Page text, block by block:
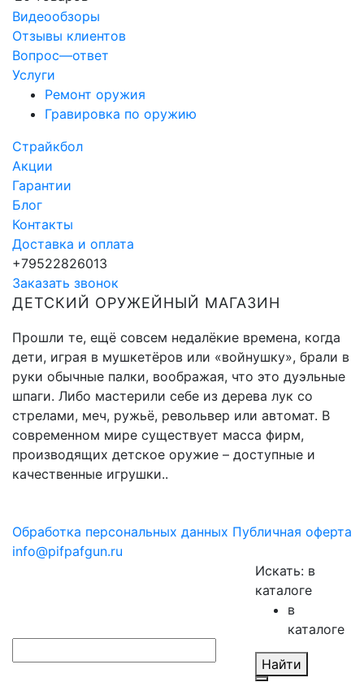
Видеообзоры
Отзывы клиентов
Вопрос—ответ
Услуги
Ремонт оружия
Гравировка по оружию
Страйкбол
Акции
Гарантии
Блог
Контакты
Доставка и оплата
+79522826013
Заказать звонок
ДЕТСКИЙ ОРУЖЕЙНЫЙ МАГАЗИН
Прошли те, ещё совсем недалёкие времена, когда
дети, играя в мушкетёров или «войнушку», брали в
руки обычные палки, воображая, что это дуэльные
шпаги. Либо мастерили себе из дерева лук со
стрелами, меч, ружьё, револьвер или автомат. В
современном мире существует масса фирм,
производящих детское оружие – доступные и
качественные игрушки..
Обработка персональных данных Публичная оферта
info@pifpafgun.ru
Искать: в
каталоге
в
каталоге
Найти